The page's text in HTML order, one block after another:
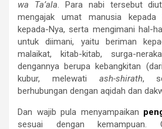
wa Ta’ala. Para nabi tersebut
mengajak umat manusia
kepada-Nya, serta mengimani hal-
untuk diimani, yaitu beriman
malaikat, kitab-kitab, surga-
dengannya berupa kebangkitan
kubur, melewati ash-shirath,
berhubungan dengan aqidah dan
Dan wajib pula menyampaikan
sesuai dengan kemampuan.